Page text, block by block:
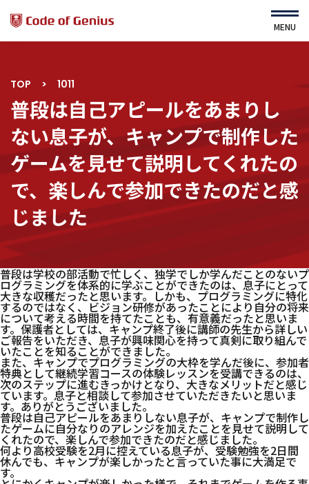
MENU
HOME
コース・カリキュラム
すてむくらぶ（園児対象）
運営会社
ニュース
よくある質問
プライバシーポリシー
コース一覧 ｾﾙﾌスタディ詳細
TOP > 1011
普段は自己アピールをあまりし
ない息子が、キャンプで制作した
ゲームを見せて説明してくれたの
で、楽しんで参加できたのだと感
じました
普段は学校の部活動で忙しく、独学でしか学んだことのないプ
ログラミングを体系的に学ぶことができたのは、息子にとって
大きな収穫だったと思います。しかも、プログラミングに特化
するのではなく、ビジョン研修があったことにより自分の将来
について考える時間を持てたことも、有意義だったと思いま
す。保護者としては、キャンプ終了後に講師の先生から詳しい
ご報告をいただき、息子が興味関心を持って真剣に取り組んで
いたことを知ることができました。
また、キャンプでプログラミングの大枠を学んだ後に、参加者
特典として継続学習コースの体験レッスンを受講できるのは、
次のステップに進むきっかけとなり、大きなメリットだと感じ
ています。息子と相談して参加させていただきたいと思いま
す。ありがとうございました。
普段は自己アピールをあまりしない息子が、キャンプで制作し
たゲームに自分なりのアレンジを加えたことを見せて説明して
くれたので、楽しんで参加できたのだと感じました。
何より高校受験を2月に控えている息子が、受験勉強を2日間
休んでも、キャンプが楽しかったと言っていた事に大満足で
す。